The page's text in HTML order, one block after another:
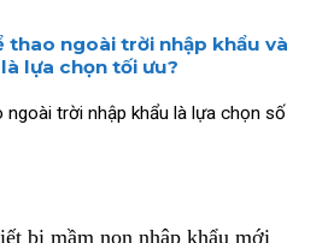
thao ngoài trời nhập khẩu và
lựa chọn tối ưu?
trời nhập khẩu là lựa chọn số